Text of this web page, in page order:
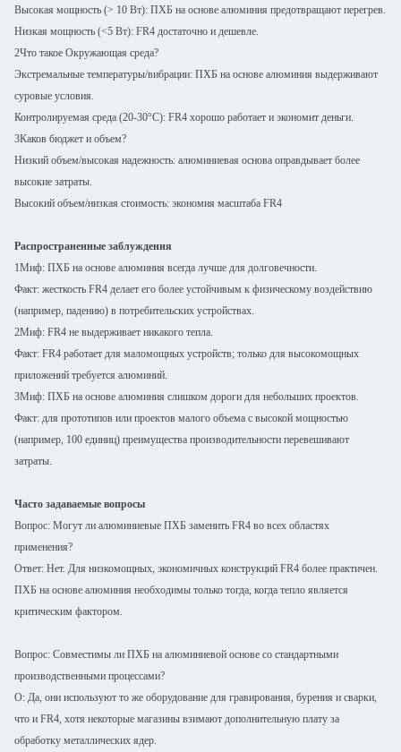
Высокая мощность (> 10 Вт): ПХБ на основе алюминия предотвращают перегрев.
Низкая мощность (<5 Вт): FR4 достаточно и дешевле.
2Что такое Окружающая среда?
Экстремальные температуры/вибрации: ПХБ на основе алюминия выдерживают
суровые условия.
Контролируемая среда (20-30°C): FR4 хорошо работает и экономит деньги.
3Каков бюджет и объем?
Низкий объем/высокая надежность: алюминиевая основа оправдывает более
высокие затраты.
Высокий объем/низкая стоимость: экономия масштаба FR4
Распространенные заблуждения
1Миф: ПХБ на основе алюминия всегда лучше для долговечности.
Факт: жесткость FR4 делает его более устойчивым к физическому воздействию
(например, падению) в потребительских устройствах.
2Миф: FR4 не выдерживает никакого тепла.
Факт: FR4 работает для маломощных устройств; только для высокомощных
приложений требуется алюминий.
3Миф: ПХБ на основе алюминия слишком дороги для небольших проектов.
Факт: для прототипов или проектов малого объема с высокой мощностью
(например, 100 единиц) преимущества производительности перевешивают
затраты.
Часто задаваемые вопросы
Вопрос: Могут ли алюминиевые ПХБ заменить FR4 во всех областях
применения?
Ответ: Нет. Для низкомощных, экономичных конструкций FR4 более практичен.
ПХБ на основе алюминия необходимы только тогда, когда тепло является
критическим фактором.
Вопрос: Совместимы ли ПХБ на алюминиевой основе со стандартными
производственными процессами?
О: Да, они используют то же оборудование для гравирования, бурения и сварки,
что и FR4, хотя некоторые магазины взимают дополнительную плату за
обработку металлических ядер.